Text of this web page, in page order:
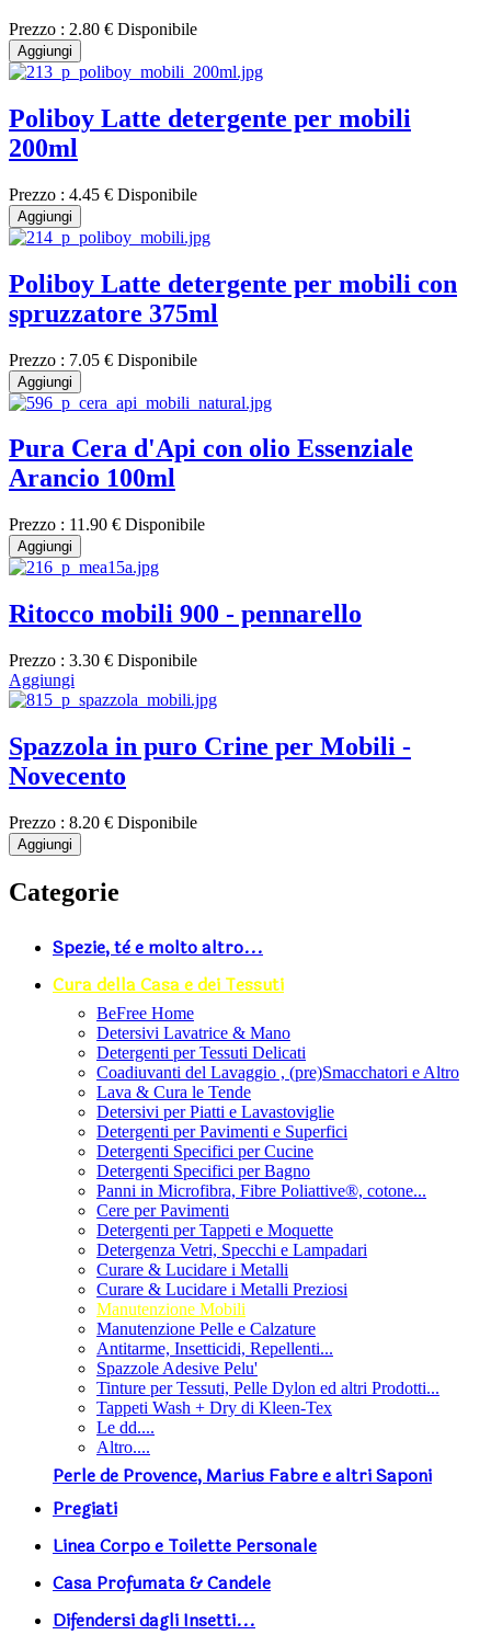
Prezzo : 2.80 € Disponibile
Aggiungi
Poliboy Latte detergente per mobili
200ml
Prezzo : 4.45 € Disponibile
Aggiungi
Poliboy Latte detergente per mobili con
spruzzatore 375ml
Prezzo : 7.05 € Disponibile
Aggiungi
Pura Cera d'Api con olio Essenziale
Arancio 100ml
Prezzo : 11.90 € Disponibile
Aggiungi
Ritocco mobili 900 - pennarello
Prezzo : 3.30 € Disponibile
Aggiungi
Spazzola in puro Crine per Mobili -
Novecento
Prezzo : 8.20 € Disponibile
Aggiungi
Categorie
Spezie, tè e molto altro...
Cura della Casa e dei Tessuti
BeFree Home
Detersivi Lavatrice & Mano
Detergenti per Tessuti Delicati
Coadiuvanti del Lavaggio , (pre)Smacchatori e Altro
Lava & Cura le Tende
Detersivi per Piatti e Lavastoviglie
Detergenti per Pavimenti e Superfici
Detergenti Specifici per Cucine
Detergenti Specifici per Bagno
Panni in Microfibra, Fibre Poliattive®, cotone...
Cere per Pavimenti
Detergenti per Tappeti e Moquette
Detergenza Vetri, Specchi e Lampadari
Curare & Lucidare i Metalli
Curare & Lucidare i Metalli Preziosi
Manutenzione Mobili
Manutenzione Pelle e Calzature
Antitarme, Insetticidi, Repellenti...
Spazzole Adesive Pelu'
Tinture per Tessuti, Pelle Dylon ed altri Prodotti...
Tappeti Wash + Dry di Kleen-Tex
Le dd....
Altro....
Perle de Provence, Marius Fabre e altri Saponi
Pregiati
Linea Corpo e Toilette Personale
Casa Profumata & Candele
Difendersi dagli Insetti...